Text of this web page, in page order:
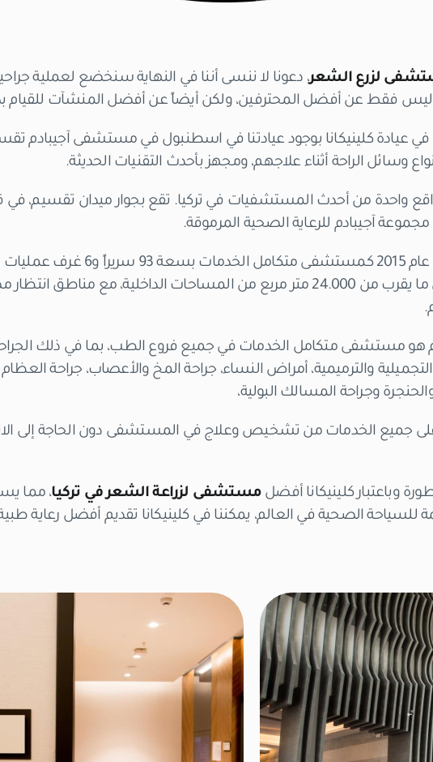
لزرع الشعر، دعونا لا ننسى أننا في النهاية سنخضع لعملية
ليس فقط عن أفضل المحترفين، ولكن أيضاً عن أفضل المنشآت للقيام
عيادة كلينيكانا بوجود عيادتنا في اسطنبول في مستشفى آجيبادم
وسائل الراحة أثناء علاجهم، ومجهز بأحدث التقنيات الحديثة.
واحدة من أحدث المستشفيات في تركيا. تقع بجوار ميدان تقسيم، في
آجيبادم للرعاية الصحية المرموقة.
تم افتتاح المستشفى في عام 2015 كمستشفى متكامل
حديثة، ويضم المستشفى ما يقرب من 24.000 متر مربع من المساحات الداخلية، مع مناطق
مستشفى متكامل الخدمات في جميع فروع الطب، بما في ذلك الجراحة
التجميلية والترميمية، أمراض النساء، جراحة المخ والأعصاب، جراحة
وجراحة المسالك البولية،
جميع الخدمات من تشخيص وعلاج في المستشفى دون الحاجة إلى
وباعتبار كلينيكانا أفضلمستشفى لزراعة الشعر في تركيا، مما
الصحية في العالم، يمكننا في كلينيكانا تقديم أفضل رعاية